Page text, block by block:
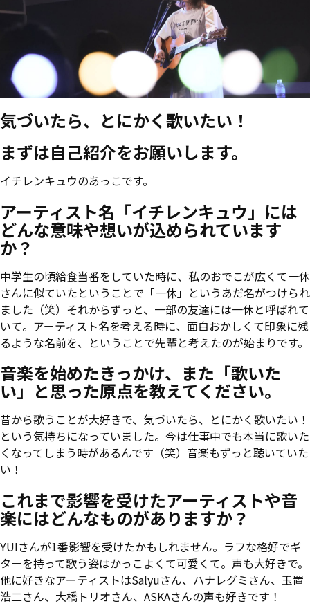
気づいたら、とにかく歌いたい！
まずは自己紹介をお願いします。
イチレンキュウのあっこです。
アーティスト名「イチレンキュウ」には
どんな意味や想いが込められています
か？
中学生の頃給食当番をしていた時に、私のおでこが広くて一休
さんに似ていたということで「一休」というあだ名がつけられ
ました（笑）それからずっと、一部の友達には一休と呼ばれて
いて。アーティスト名を考える時に、面白おかしくて印象に残
るような名前を、ということで先輩と考えたのが始まりです。
音楽を始めたきっかけ、また「歌いた
い」と思った原点を教えてください。
昔から歌うことが大好きで、気づいたら、とにかく歌いたい！
という気持ちになっていました。今は仕事中でも本当に歌いた
くなってしまう時があるんです（笑）音楽もずっと聴いていた
い！
これまで影響を受けたアーティストや音
楽にはどんなものがありますか？
YUIさんが1番影響を受けたかもしれません。ラフな格好でギ
ターを持って歌う姿はかっこよくて可愛くて。声も大好きで。
他に好きなアーティストはSalyuさん、ハナレグミさん、玉置
浩二さん、大橋トリオさん、ASKAさんの声も好きです！